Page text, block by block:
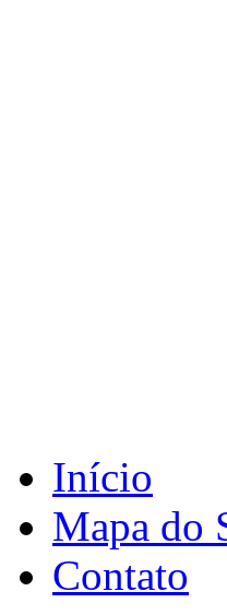
Início
Mapa do
Contato